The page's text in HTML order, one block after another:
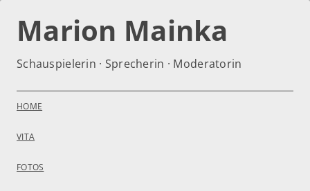
springen
Marion Mainka
Schauspielerin · Sprecherin · Moderatorin
HOME
VITA
FOTOS